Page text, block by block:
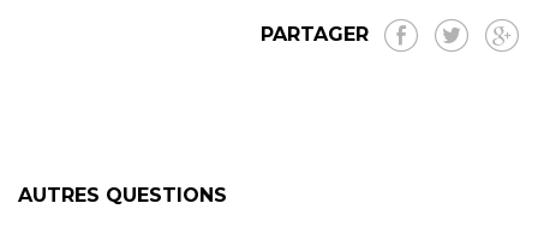
PARTAGER
AUTRES QUESTIONS